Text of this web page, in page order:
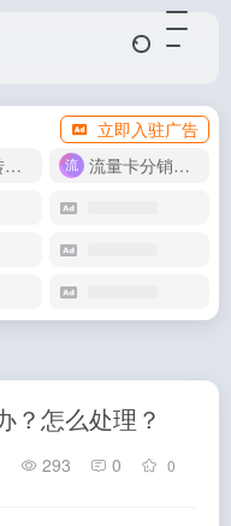
立即入驻广告
礼品单中转同步单
流量卡分销代理
？怎么处理？
293 0 0